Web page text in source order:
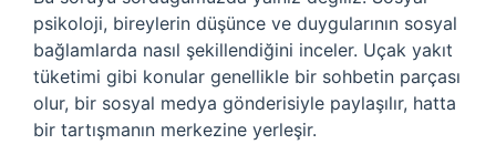
psikoloji, bireylerin düşünce ve duygularının sosyal
bağlamlarda nasıl şekillendiğini inceler. Uçak yakıt
tüketimi gibi konular genellikle bir sohbetin parçası
olur, bir sosyal medya gönderisiyle paylaşılır, hatta
bir tartışmanın merkezine yerleşir.